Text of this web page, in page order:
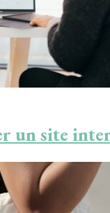
un site